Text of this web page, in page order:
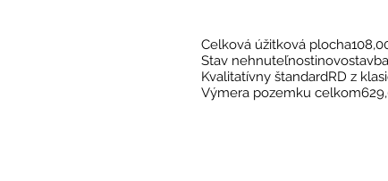
Celková úžitková
Stav nehnuteľnostinovostavba
Kvalitatívny štandardRD z
Výmera pozemku